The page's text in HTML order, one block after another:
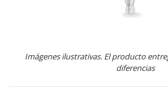
Imágenes ilustrativas. El producto
diferencias